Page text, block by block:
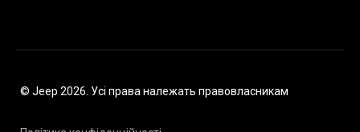
© Jeep 2026. Усі права належать правовласникам